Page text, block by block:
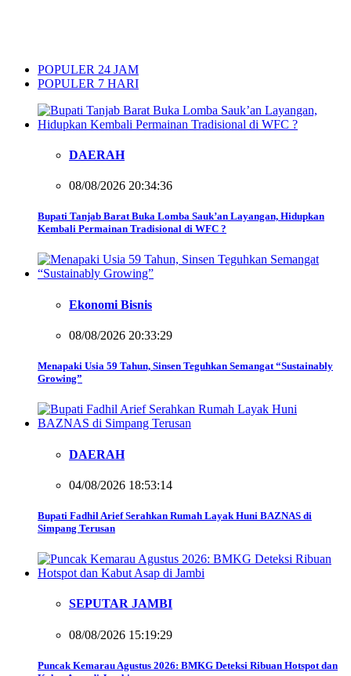
POPULER 24 JAM
POPULER 7 HARI
DAERAH
08/08/2026 20:34:36
Bupati Tanjab Barat Buka Lomba Sauk’an Layangan, Hidupkan
Kembali Permainan Tradisional di WFC ?
Ekonomi Bisnis
08/08/2026 20:33:29
Menapaki Usia 59 Tahun, Sinsen Teguhkan Semangat “Sustainably
Growing”
DAERAH
04/08/2026 18:53:14
Bupati Fadhil Arief Serahkan Rumah Layak Huni BAZNAS di
Simpang Terusan
SEPUTAR JAMBI
08/08/2026 15:19:29
Puncak Kemarau Agustus 2026: BMKG Deteksi Ribuan Hotspot dan